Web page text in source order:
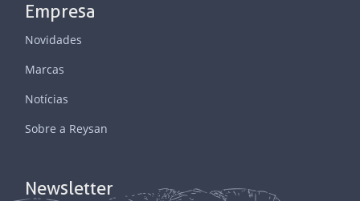
Empresa
Novidades
Marcas
Notícias
Sobre a Reysan
Newsletter